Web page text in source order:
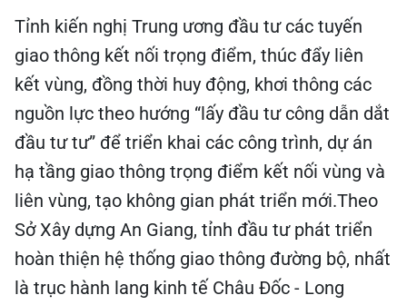
Tỉnh kiến nghị Trung ương đầu tư các tuyến
giao thông kết nối trọng điểm, thúc đẩy liên
kết vùng, đồng thời huy động, khơi thông các
nguồn lực theo hướng “lấy đầu tư công dẫn dắt
đầu tư tư” để triển khai các công trình, dự án
hạ tầng giao thông trọng điểm kết nối vùng và
liên vùng, tạo không gian phát triển mới.Theo
Sở Xây dựng An Giang, tỉnh đầu tư phát triển
hoàn thiện hệ thống giao thông đường bộ, nhất
là trục hành lang kinh tế Châu Đốc - Long